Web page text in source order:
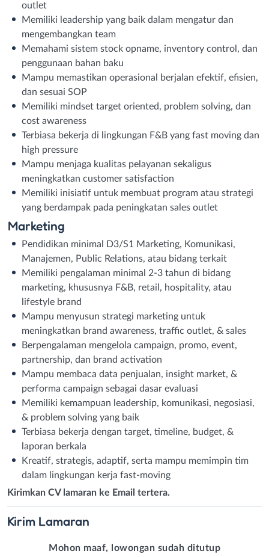
outlet
Memiliki leadership yang baik dalam mengatur dan
mengembangkan team
Memahami sistem stock opname, inventory control, dan
penggunaan bahan baku
Mampu memastikan operasional berjalan efektif, efisien,
dan sesuai SOP
Memiliki mindset target oriented, problem solving, dan
cost awareness
Terbiasa bekerja di lingkungan F&B yang fast moving dan
high pressure
Mampu menjaga kualitas pelayanan sekaligus
meningkatkan customer satisfaction
Memiliki inisiatif untuk membuat program atau strategi
yang berdampak pada peningkatan sales outlet
Marketing
Pendidikan minimal D3/S1 Marketing, Komunikasi,
Manajemen, Public Relations, atau bidang terkait
Memiliki pengalaman minimal 2-3 tahun di bidang
marketing, khususnya F&B, retail, hospitality, atau
lifestyle brand
Mampu menyusun strategi marketing untuk
meningkatkan brand awareness, traffic outlet, & sales
Berpengalaman mengelola campaign, promo, event,
partnership, dan brand activation
Mampu membaca data penjualan, insight market, &
performa campaign sebagai dasar evaluasi
Memiliki kemampuan leadership, komunikasi, negosiasi,
& problem solving yang baik
Terbiasa bekerja dengan target, timeline, budget, &
laporan berkala
Kreatif, strategis, adaptif, serta mampu memimpin tim
dalam lingkungan kerja fast-moving
Kirimkan CV lamaran ke Email tertera.
Kirim Lamaran
Mohon maaf, lowongan sudah ditutup